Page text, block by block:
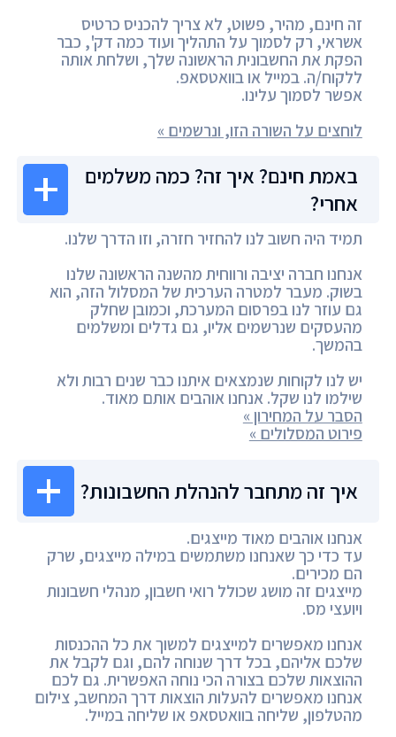
זה חינם, מהיר, פשוט, לא צריך להכניס כרטיס
אשראי, רק לסמוך על התהליך ועוד כמה דק', כבר
הפקת את החשבונית הראשונה שלך, ושלחת אותה
ללקוח/ה. במייל או בוואטסאפ.
אפשר לסמוך עלינו.
לוחצים על השורה הזו, ונרשמים »
באמת חינם? איך זה? כמה משלמים
אחרי?
תמיד היה חשוב לנו להחזיר חזרה, וזו הדרך שלנו.
אנחנו חברה יציבה ורווחית מהשנה הראשונה שלנו
בשוק. מעבר למטרה הערכית של המסלול הזה, הוא
גם עוזר לנו בפרסום המערכת, וכמובן שחלק
מהעסקים שנרשמים אליו, גם גדלים ומשלמים
בהמשך.
יש לנו לקוחות שנמצאים איתנו כבר שנים רבות ולא
שילמו לנו שקל. אנחנו אוהבים אותם מאוד.
הסבר על המחירון »
פירוט המסלולים »
איך זה מתחבר להנהלת החשבונות?
אנחנו אוהבים מאוד מייצגים.
עד כדי כך שאנחנו משתמשים במילה מייצגים, שרק
הם מכירים.
מייצגים זה מושג שכולל רואי חשבון, מנהלי חשבונות
ויועצי מס.
אנחנו מאפשרים למייצגים למשוך את כל ההכנסות
שלכם אליהם, בכל דרך שנוחה להם, וגם לקבל את
ההוצאות שלכם בצורה הכי נוחה האפשרית. גם לכם
אנחנו מאפשרים להעלות הוצאות דרך המחשב, צילום
מהטלפון, שליחה בוואטסאפ או שליחה במייל.